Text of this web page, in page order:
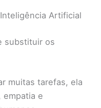
Artificial
substituir os
muitas tarefas, ela
empatia e